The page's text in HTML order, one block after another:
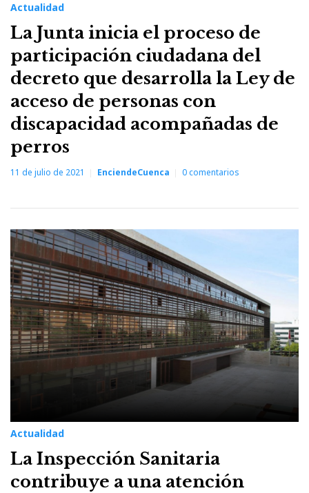
Actualidad
La Junta inicia el proceso de
participación ciudadana del
decreto que desarrolla la Ley de
acceso de personas con
discapacidad acompañadas de
perros
11 de julio de 2021 EnciendeCuenca 0comentarios
Actualidad
La Inspección Sanitaria
contribuye a una atención